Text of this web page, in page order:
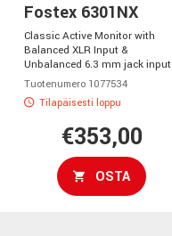
Fostex 6301NX
Classic Active Monitor with
Balanced XLR Input &
Unbalanced 6.3 mm jack input
Tuotenumero 1077534
Tilapäisesti loppu
€353,00
OSTA